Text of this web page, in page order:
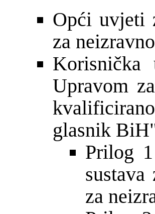
Opći uvjeti
za
Korisnička
Upravom
glasnik
Prilog
za